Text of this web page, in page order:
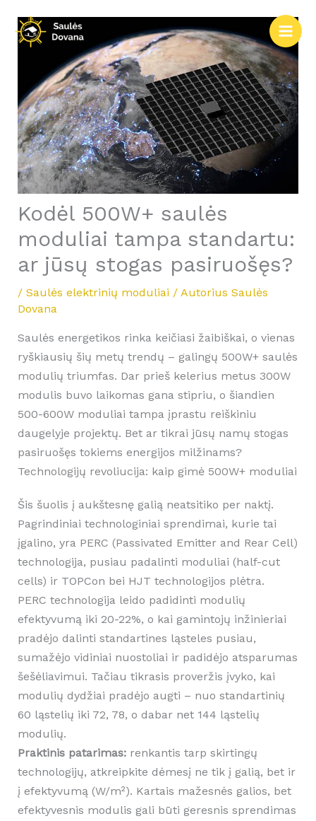
prie
turinio
Kodėl 500W+ saulės
moduliai tampa standartu:
ar jūsų stogas pasiruošęs?
/ Saulės elektrinių moduliai / Autorius Saulės
Dovana
Saulės energetikos rinka keičiasi žaibiškai, o vienas
ryškiausių šių metų trendų – galingų 500W+ saulės
modulių triumfas. Dar prieš kelerius metus 300W
modulis buvo laikomas gana stipriu, o šiandien
500-600W moduliai tampa įprastu reiškiniu
daugelyje projektų. Bet ar tikrai jūsų namų stogas
pasiruošęs tokiems energijos milžinams?
Technologijų revoliucija: kaip gimė 500W+ moduliai
Šis šuolis į aukštesnę galią neatsitiko per naktį.
Pagrindiniai technologiniai sprendimai, kurie tai
įgalino, yra PERC (Passivated Emitter and Rear Cell)
technologija, pusiau padalinti moduliai (half-cut
cells) ir TOPCon bei HJT technologijos plėtra.
PERC technologija leido padidinti modulių
efektyvumą iki 20-22%, o kai gamintojų inžinieriai
pradėjo dalinti standartines ląsteles pusiau,
sumažėjo vidiniai nuostoliai ir padidėjo atsparumas
šešėliavimui. Tačiau tikrasis proveržis įvyko, kai
modulių dydžiai pradėjo augti – nuo standartinių
60 ląstelių iki 72, 78, o dabar net 144 ląstelių
modulių.
Praktinis patarimas:renkantis tarp skirtingų
technologijų, atkreipkite dėmesį ne tik į galią, bet ir
į efektyvumą (W/m²). Kartais mažesnės galios, bet
efektyvesnis modulis gali būti geresnis sprendimas